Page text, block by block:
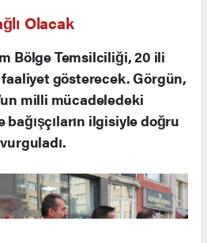
Olacak
Bölge Temsilciliği, 20 ili
gösterecek. Görgün,
milli mücadeledeki
ilgisiyle doğru